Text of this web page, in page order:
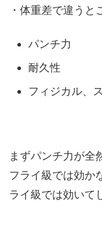
・体重差で違うと
パンチ力
耐久性
フィジカル、
まずパンチ力が全
フライ級では効か
ライ級では効いて